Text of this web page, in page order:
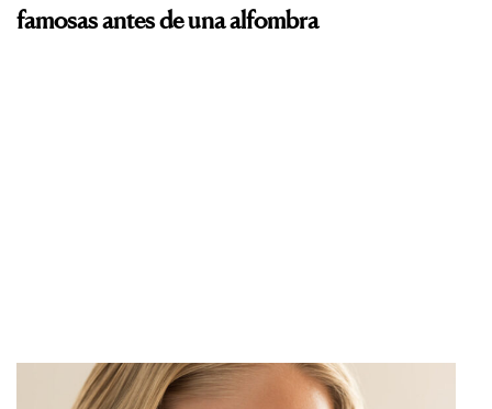
famosas antes de una alfombra